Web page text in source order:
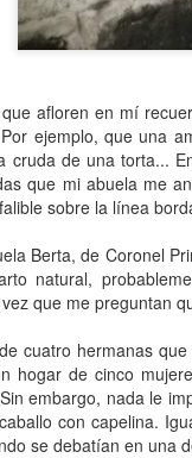
afloren en mí
ejemplo, que una
cruda de una torta...
que mi abuela me
sobre la línea
Berta, de Coronel
natural,
que me preguntan
cuatro hermanas
hogar de cinco
embargo, nada le
con capelina.
se debatían en una
JAN
Escribir contra
Por Teresa Donato
Cuando estudiaba en la
preparando el examen de
etnografía -el más difícil
carrera-, hubo un día que,
puchos y la Olivetti
celeste, me dije: “Esto
quiero hacer toda la
escribiendo en silencio
en mi habitación, las
pasaban. Me veo tal
estuviera viviéndolo
JAN
13
Damiselas Nº 1, a
Allá por las
edición de
Lo primero que hay que
ni una damita (dicho esto
saber diferenciar un gato